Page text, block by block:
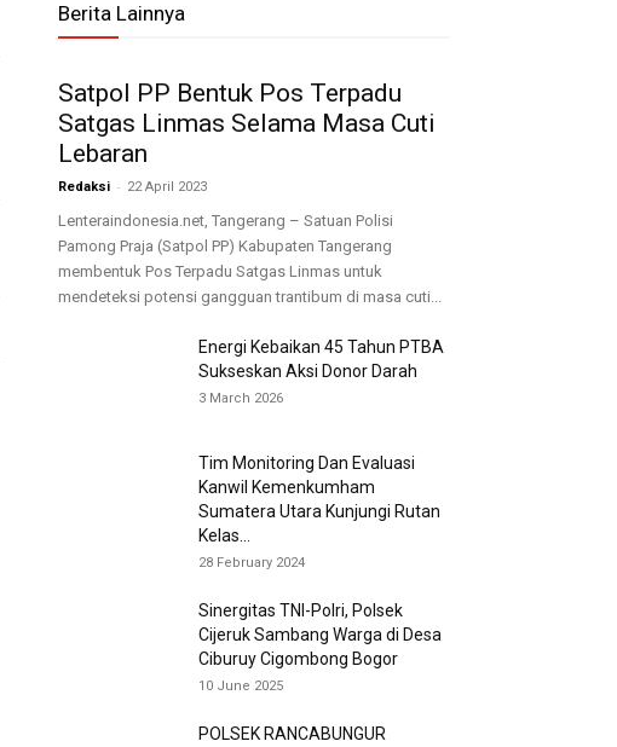
Berita Lainnya
Satpol PP Bentuk Pos Terpadu
Satgas Linmas Selama Masa Cuti
Lebaran
Redaksi - 22 April 2023
Lenteraindonesia.net, Tangerang – Satuan Polisi
Pamong Praja (Satpol PP) Kabupaten Tangerang
membentuk Pos Terpadu Satgas Linmas untuk
mendeteksi potensi gangguan trantibum di masa cuti...
Energi Kebaikan 45 Tahun PTBA
Sukseskan Aksi Donor Darah
3 March 2026
Tim Monitoring Dan Evaluasi
Kanwil Kemenkumham
Sumatera Utara Kunjungi Rutan
Kelas...
28 February 2024
Sinergitas TNI-Polri, Polsek
Cijeruk Sambang Warga di Desa
Ciburuy Cigombong Bogor
10 June 2025
POLSEK RANCABUNGUR